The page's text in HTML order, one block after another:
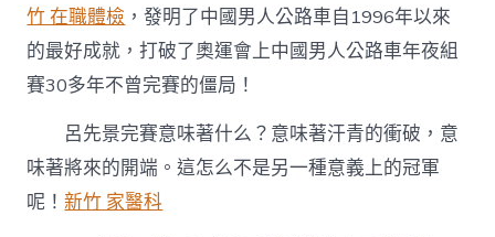
竹 在職體檢 ，發明了中國男人公路車自1996年以來
的最好成就，打破了奧運會上中國男人公路車年夜組
賽30多年不曾完賽的僵局！
呂先景完賽意味著什么？意味著汗青的衝破，意
味著將來的開端。這怎么不是另一種意義上的冠軍
呢！新竹 家醫科